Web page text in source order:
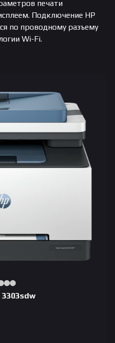
печати
Подключение HP
по проводному разъему
Wi-Fi.